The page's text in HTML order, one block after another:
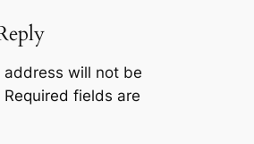
address will not be
Required fields are